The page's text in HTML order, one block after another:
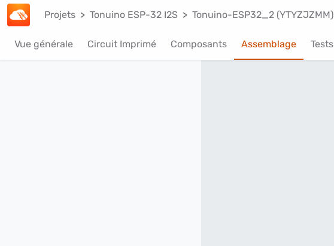
Projets Tonuino ESP-32 I2S Tonuino-ESP32_2 (YTYZJZMM)
Vue générale Circuit Imprimé Composants Assemblage Tests